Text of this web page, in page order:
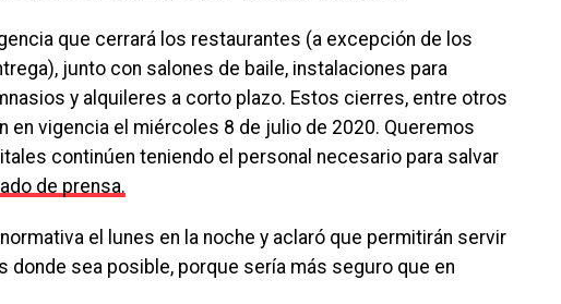
que cerrará los restaurantes (a excepción de los
junto con salones de baile, instalaciones para
y alquileres a corto plazo. Estos cierres, entre otros
en vigencia el miércoles 8 de julio de 2020. Queremos
continúen teniendo el personal necesario para salvar
de prensa.
el lunes en la noche y aclaró que permitirán servir
donde sea posible, porque sería más seguro que en